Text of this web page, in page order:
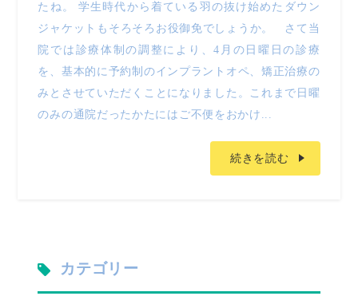
たね。 学生時代から着ている羽の抜け始めたダウン
ジャケットもそろそろお役御免でしょうか。 さて当
院では診療体制の調整により、4月の日曜日の診療
を、基本的に予約制のインプラントオペ、矯正治療の
みとさせていただくことになりました。これまで日曜
のみの通院だったかたにはご不便をおかけ...
続きを読む
カテゴリー